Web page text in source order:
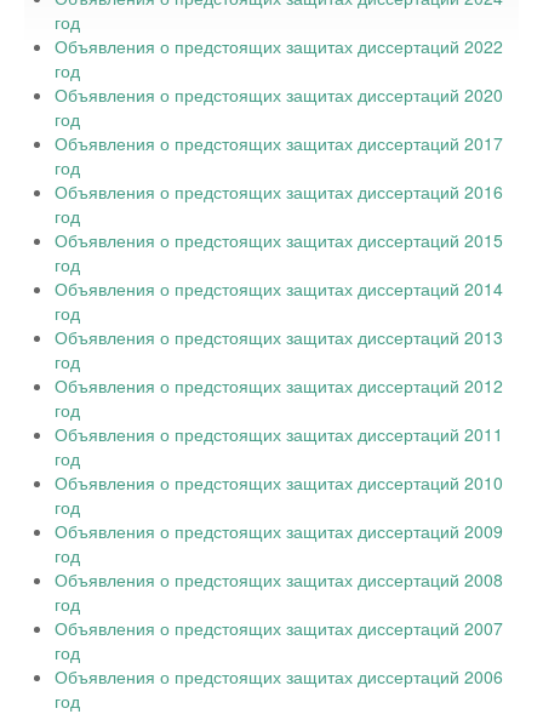
год
Объявления о предстоящих защитах диссертаций 2022
год
Объявления о предстоящих защитах диссертаций 2020
год
Объявления о предстоящих защитах диссертаций 2017
год
Объявления о предстоящих защитах диссертаций 2016
год
Объявления о предстоящих защитах диссертаций 2015
год
Объявления о предстоящих защитах диссертаций 2014
год
Объявления о предстоящих защитах диссертаций 2013
год
Объявления о предстоящих защитах диссертаций 2012
год
Объявления о предстоящих защитах диссертаций 2011
год
Объявления о предстоящих защитах диссертаций 2010
год
Объявления о предстоящих защитах диссертаций 2009
год
Объявления о предстоящих защитах диссертаций 2008
год
Объявления о предстоящих защитах диссертаций 2007
год
Объявления о предстоящих защитах диссертаций 2006
год